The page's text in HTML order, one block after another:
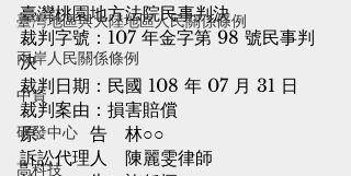
臺灣地區與大陸地區人民關係條例
兩岸人民關係條例
中資
研發中心
高科技
臺灣桃園地方法院民事判決
裁判字號：107 年金字第 98 號民事判
決
裁判日期：民國 108 年 07 月 31 日
裁判案由：損害賠償
原　　　告　林○○
訴訟代理人　陳麗雯律師